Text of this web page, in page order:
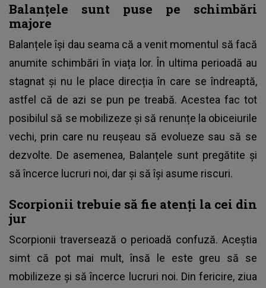
Balanțele sunt puse pe schimbări
majore
Balanțele își dau seama că a venit momentul să facă
anumite schimbări în viața lor. În ultima perioadă au
stagnat și nu le place direcția în care se îndreaptă,
astfel că de azi se pun pe treabă. Acestea fac tot
posibilul să se mobilizeze și să renunțe la obiceiurile
vechi, prin care nu reușeau să evolueze sau să se
dezvolte. De asemenea, Balanțele sunt pregătite și
să încerce lucruri noi, dar și să își asume riscuri.
Scorpionii trebuie să fie atenți la cei din
jur
Scorpionii traversează o perioadă confuză. Aceștia
simt că pot mai mult, însă le este greu să se
mobilizeze și să încerce lucruri noi. Din fericire, ziua